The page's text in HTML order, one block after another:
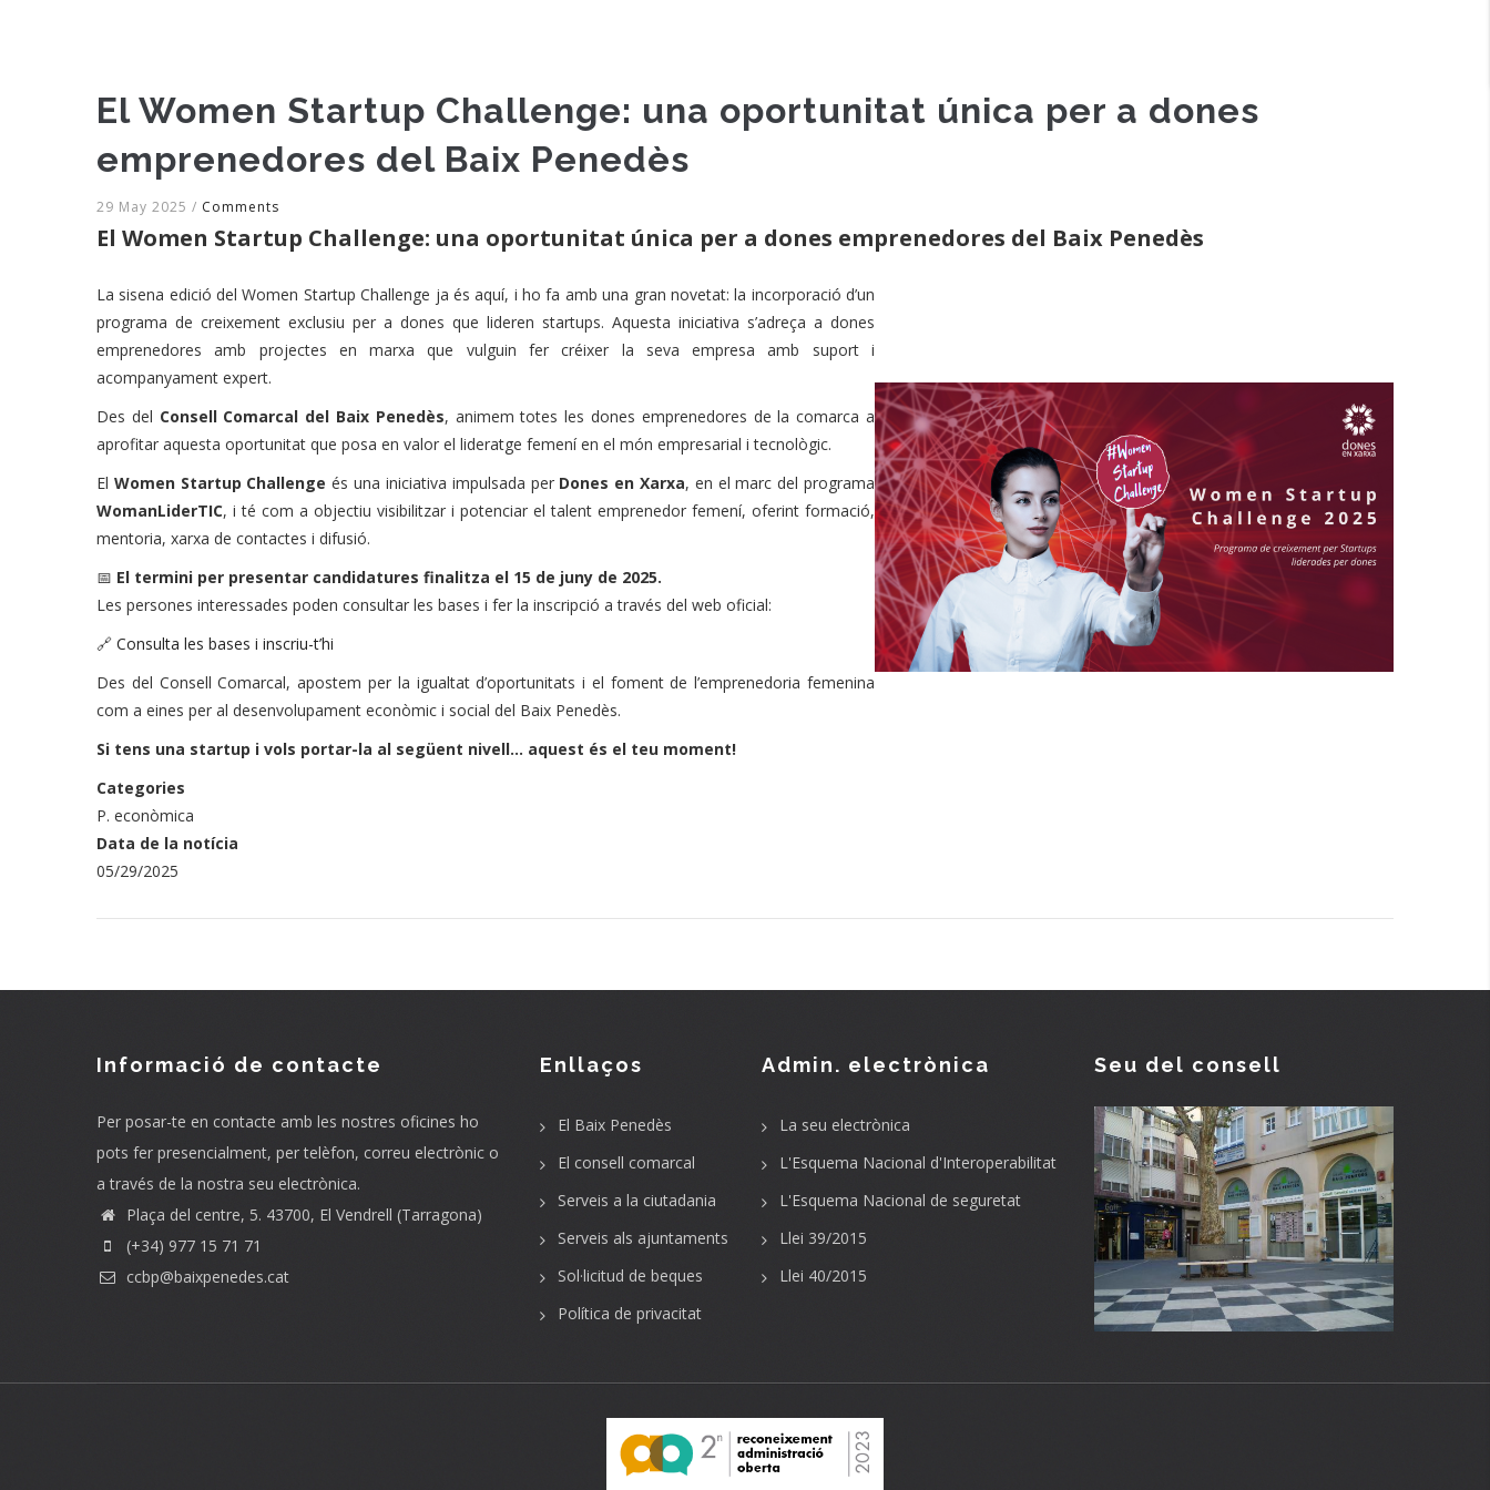
El Women Startup Challenge: una oportunitat única per a dones
emprenedores del Baix Penedès
29 May 2025 / Comments
El Women Startup Challenge: una oportunitat única per a dones emprenedores del Baix Penedès
La sisena edició del Women Startup Challenge ja és aquí, i ho fa amb una gran novetat: la incorporació d’un
programa de creixement exclusiu per a dones que lideren startups. Aquesta iniciativa s’adreça a dones
emprenedores amb projectes en marxa que vulguin fer créixer la seva empresa amb suport i
acompanyament expert.
Des del Consell Comarcal del Baix Penedès, animem totes les dones emprenedores de la comarca a
aprofitar aquesta oportunitat que posa en valor el lideratge femení en el món empresarial i tecnològic.
El Women Startup Challenge és una iniciativa impulsada per Dones en Xarxa, en el marc del programa
WomanLiderTIC, i té com a objectiu visibilitzar i potenciar el talent emprenedor femení, oferint formació,
mentoria, xarxa de contactes i difusió.
📅 El termini per presentar candidatures finalitza el 15 de juny de 2025.
Les persones interessades poden consultar les bases i fer la inscripció a través del web oficial:
🔗 Consulta les bases i inscriu-t’hi
Des del Consell Comarcal, apostem per la igualtat d’oportunitats i el foment de l’emprenedoria femenina
com a eines per al desenvolupament econòmic i social del Baix Penedès.
Si tens una startup i vols portar-la al següent nivell... aquest és el teu moment!
Categories
P. econòmica
Data de la notícia
05/29/2025
Informació de contacte
Per posar-te en contacte amb les nostres oficines ho
pots fer presencialment, per telèfon, correu electrònic o
a través de la nostra seu electrònica.
Plaça del centre, 5. 43700, El Vendrell (Tarragona)
(+34) 977 15 71 71
ccbp@baixpenedes.cat
Enllaços
El Baix Penedès
El consell comarcal
Serveis a la ciutadania
Serveis als ajuntaments
Sol·licitud de beques
Política de privacitat
Admin. electrònica
La seu electrònica
L'Esquema Nacional d'Interoperabilitat
L'Esquema Nacional de seguretat
Llei 39/2015
Llei 40/2015
Seu del consell